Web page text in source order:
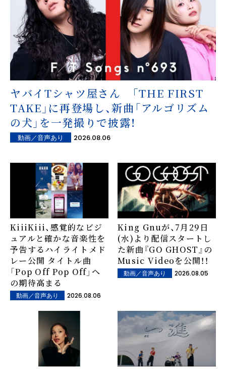
ヤバイTシャツ屋さん 「THE FIRST
TAKE」に再登場し、新曲「アルゴリズム
の犬」を一発撮りで披露！
動画／音声あり 2026.08.06
KiiiKiii、感覚的なビジ
ュアルと確かな音楽性を
予告するハイライトメド
レー公開 タイトル曲
「Pop Off Pop Off」へ
の期待高まる
動画／音声あり 2026.08.06
King Gnuが、7月29日
(水)より配信スタートし
た新曲『GO GHOST』の
Music Videoを公開！！
動画／音声あり 2026.08.05